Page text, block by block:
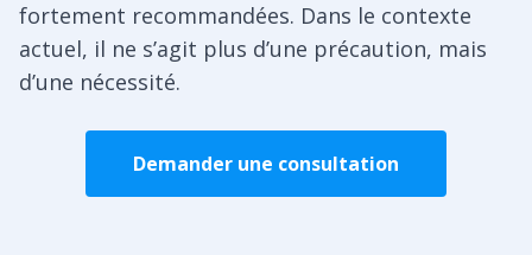
fortement recommandées. Dans le contexte
actuel, il ne s’agit plus d’une précaution, mais
d’une nécessité.
Demander une consultation